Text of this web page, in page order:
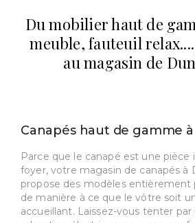
Du mobilier haut de
meuble, fauteuil
au magasin de
Canapés haut de gamme
Parce que le canapé est une
foyer, votre magasin de canapés à
propose des modèles entièrement
de manière à ce que le vôtre soit
accueillant. Laissez-vous tenter par